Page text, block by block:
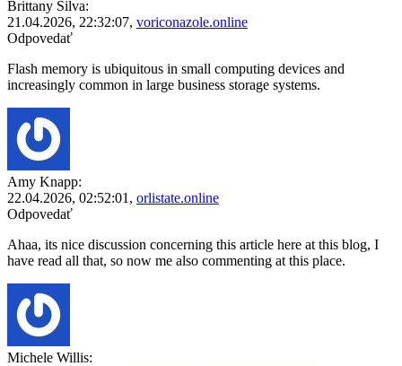
Brittany Silva:
21.04.2026, 22:32:07, voriconazole.online
Odpovedať
Flash memory is ubiquitous in small computing devices and
increasingly common in large business storage systems.
Amy Knapp:
22.04.2026, 02:52:01 , orlistate.online
Odpovedať
Ahaa, its nice discussion concerning this article here at this blog, I
have read all that, so now me also commenting at this place.
Michele Willis: